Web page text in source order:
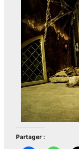
Partager :